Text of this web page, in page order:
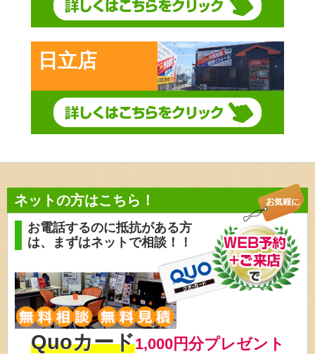
日立店
ネットの方はこちら！
お電話するのに抵抗がある方
は、
まずはネットで相談！！
Quoカード1,000円分プレゼント